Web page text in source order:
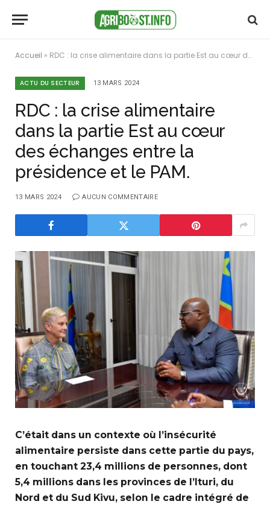
Accueil » RDC : la crise alimentaire dans la partie Est au cœur des échanges entre la présidence et le PAM.
ACTU DU SECTEUR 13 MARS 2024
RDC : la crise alimentaire
dans la partie Est au cœur
des échanges entre la
présidence et le PAM.
13 MARS 2024 AUCUN COMMENTAIRE
C’était dans un contexte où l’insécurité
alimentaire persiste dans cette partie du pays,
en touchant 23,4 millions de personnes, dont
5,4 millions dans les provinces de l’Ituri, du
Nord et du Sud Kivu, selon le cadre intégré de